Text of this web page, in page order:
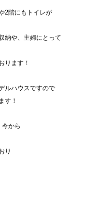
2階にもトイレが
納や、主婦にとって
ります！
ルハウスですので
す！
から
り